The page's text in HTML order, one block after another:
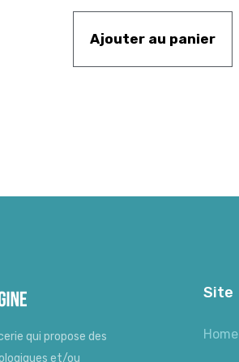
Ajouter au panier
qui propose des
et/ou
Site
Home